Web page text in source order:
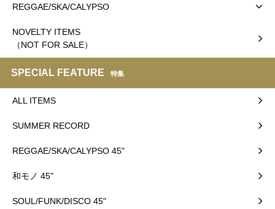
REGGAE/SKA/CALYPSO
NOVELTY ITEMS
（NOT FOR SALE）
SPECIAL FEATURE 特集
ALL ITEMS
SUMMER RECORD
REGGAE/SKA/CALYPSO 45"
和モノ 45"
SOUL/FUNK/DISCO 45"